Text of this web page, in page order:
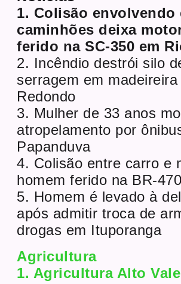
1. Colisão envolvendo
caminhões deixa
ferido na SC-350 em
2. Incêndio destrói silo
serragem em
Redondo
3. Mulher de 33 anos
atropelamento por
Papanduva
4. Colisão entre carro e
homem ferido na BR-470
5. Homem é levado à
após admitir troca de
drogas em Ituporanga
Agricultura
1. Agricultura Alto